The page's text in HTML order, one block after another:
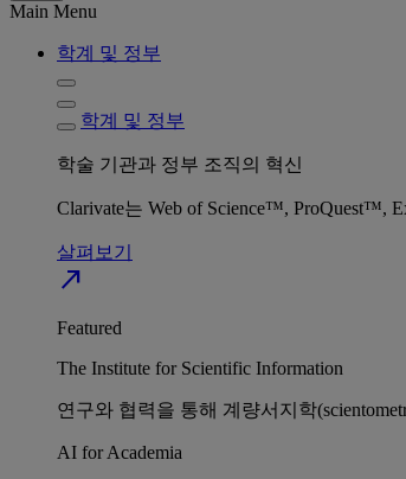
Main Menu
학계 및 정부
학계 및 정부
학술 기관과 정부 조직의 혁신
Clarivate는 Web of Science™,
살펴보기
north_east
Featured
The Institute for Scientific Information
연구와 협력을 통해 계량서지학
AI for Academia